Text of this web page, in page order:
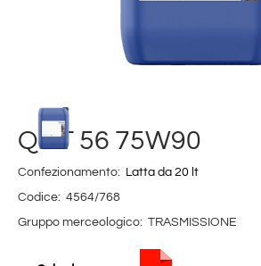
Q8 T 56 75W90
Confezionamento: Latta da 20 lt
Codice: 4564/768
Gruppo merceologico: TRASMISSIONE